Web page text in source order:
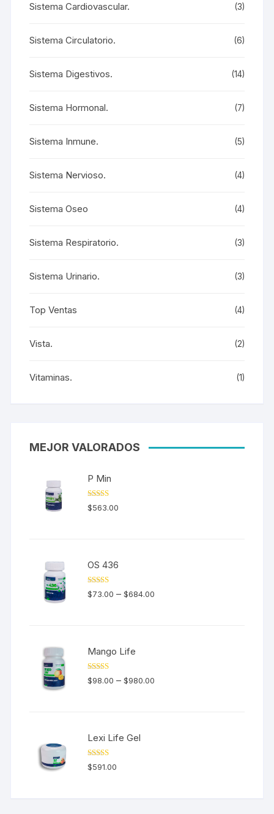
Sistema Cardiovascular. (3)
Sistema Circulatorio. (6)
Sistema Digestivos. (14)
Sistema Hormonal. (7)
Sistema Inmune. (5)
Sistema Nervioso. (4)
Sistema Oseo (4)
Sistema Respiratorio. (3)
Sistema Urinario. (3)
Top Ventas (4)
Vista. (2)
Vitaminas. (1)
MEJOR VALORADOS
P Min
Valorado en
5.00de 5
$563.00
OS 436
Valorado en
5.00de 5
$73.00 –$684.00
Mango Life
Valorado en
5.00de 5
$98.00 –$980.00
Lexi Life Gel
Valorado en
5.00 de 5
$591.00